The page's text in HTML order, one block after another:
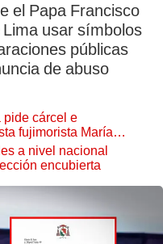
el Papa Francisco
usar símbolos
públicas
de abuso
cárcel e
fujimorista María
a nivel nacional
encubierta